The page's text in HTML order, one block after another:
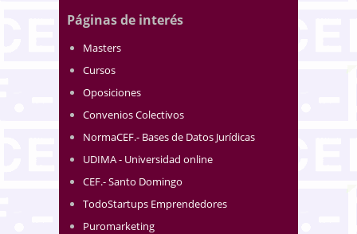
Páginas de interés
Masters
Cursos
Oposiciones
Convenios Colectivos
NormaCEF.- Bases de Datos Jurídicas
UDIMA - Universidad online
CEF.- Santo Domingo
TodoStartups Emprendedores
Puromarketing